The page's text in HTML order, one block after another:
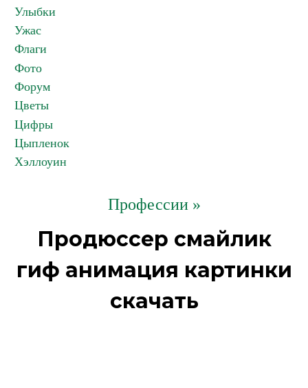
Улыбки
Ужас
Флаги
Фото
Форум
Цветы
Цифры
Цыпленок
Хэллоуин
Профессии »
Продюссер смайлик
гиф анимация картинки
скачать